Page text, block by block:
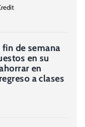
de semana
en su
en
a clases